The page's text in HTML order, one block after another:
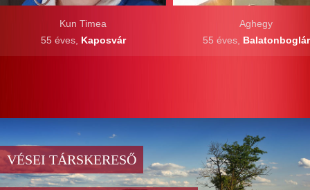
Kun Timea
55 éves, Kaposvár
Aghegy
55 éves, Balatonboglár
VÉSEI TÁRSKERESŐ